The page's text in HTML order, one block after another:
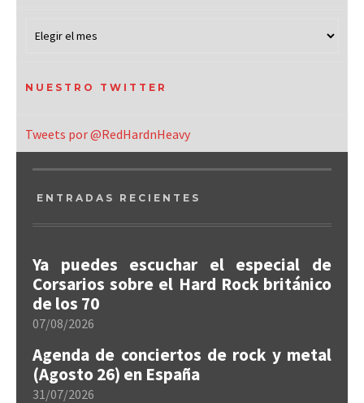
NUESTRO TWITTER
Tweets por @RedHardnHeavy
ENTRADAS RECIENTES
Ya puedes escuchar el especial de
Corsarios sobre el Hard Rock británico
de los 70
07/08/2026
Agenda de conciertos de rock y metal
(Agosto 26) en España
31/07/2026